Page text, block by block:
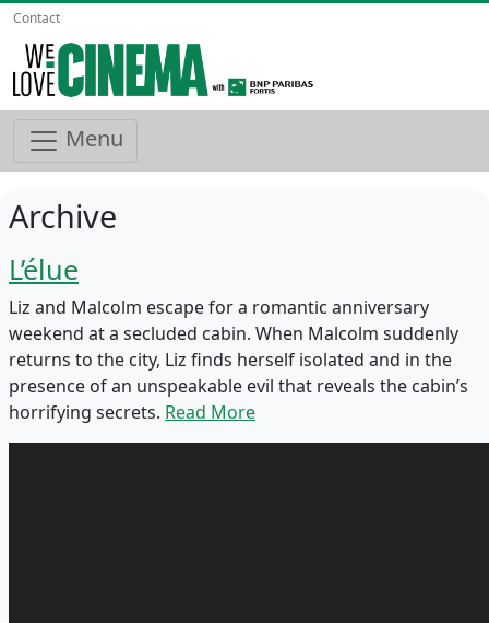
Contact
Menu
Archive
L’élue
Liz and Malcolm escape for a romantic anniversary
weekend at a secluded cabin. When Malcolm suddenly
returns to the city, Liz finds herself isolated and in the
presence of an unspeakable evil that reveals the cabin’s
horrifying secrets. Read More